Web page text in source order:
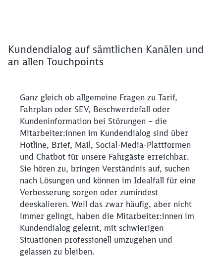
Kundendialog auf sämtlichen Kanälen und
an allen Touchpoints
Ganz gleich ob allgemeine Fragen zu Tarif, Fahrplan
Ganz gleich ob allgemeine Fragen zu Tarif,
Fahrplan oder SEV, Beschwerdefall oder
Kundeninformation bei Störungen – die
Mitarbeiter:innen im Kundendialog sind über
Hotline, Brief, Mail, Social-Media-Plattformen
und Chatbot für unsere Fahrgäste erreichbar.
Sie hören zu, bringen Verständnis auf, suchen
nach Lösungen und können im Idealfall für eine
Verbesserung sorgen oder zumindest
deeskalieren. Weil das zwar häufig, aber nicht
immer gelingt, haben die Mitarbeiter:innen im
Kundendialog gelernt, mit schwierigen
Situationen professionell umzugehen und
gelassen zu bleiben.